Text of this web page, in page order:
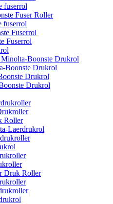
fuserrol
Fuser Roller
fuserrol
Fuserrol
Fuserrol
Boonste Drukrol
Boonste Drukrol
Drukrol
Drukrol
Roller
Laerdrukrol
Druk Roller